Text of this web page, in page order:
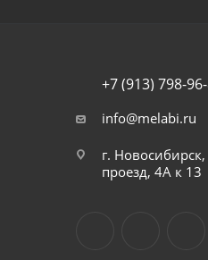
+7 (913) 798-
info@melabi.ru
г.
проезд, 4А к 13